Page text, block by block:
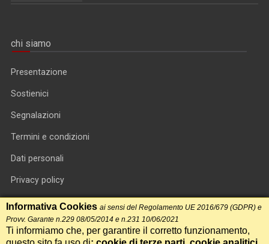
chi siamo
Presentazione
Sostienici
Segnalazioni
Termini e condizioni
Dati personali
Privacy policy
Informativa cookie
RSS feed
Informativa Cookies ai sensi del Regolamento UE 2016/679 (GDPR) e
Provv. Garante n.229 08/05/2014 e n.231 10/06/2021
Ti informiamo che, per garantire il corretto funzionamento,